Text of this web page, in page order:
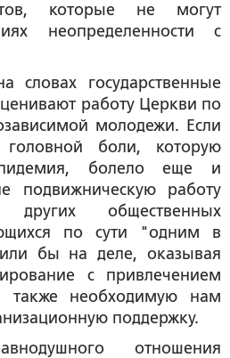
которые не могут
неопределенности с
государственные
работу Церкви по
молодежи. Если
боли, которую
болело еще и
подвижническую работу
общественных
по сути "одним в
бы на деле, оказывая
с привлечением
также необходимую нам
поддержку.
отношения